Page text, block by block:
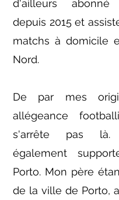
d'ailleurs
depuis 2015 et
matchs à domicile
Nord.
De par mes
allégeance
s'arrête pas
également
Porto. Mon père
de la ville de Porto,